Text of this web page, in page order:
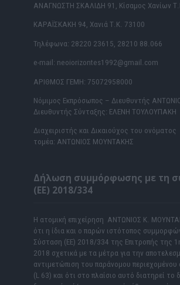
ΑΝΑΓΝΩΣΤΗ ΣΚΑΛΙΔΗ 91, Κίσαμος Χανίων
ΚΑΡΑΪΣΚΑΚΗ 94, Χανιά Τ.Κ. 73100
Τηλέφωνα: 28220 23615, 28210 88.066
e-mail: neoiorizontes1992@gmail.com
ΑΡΙΘΜΟΣ ΓΕΜΗ: 75072958000
Νόμιμος Εκπρόσωπος – Διευθυντής
Διευθυντής Σύνταξης: ΕΛΕΝΗ ΤΟΥΛΟΥΠΑΚΗ
Διαχειριστής και Δικαιούχος του ονόματος
τομέα: ΑΝΤΩΝΙΟΣ ΜΟΥΝΤΑΚΗΣ
Δήλωση συμμόρφωσης με τη
(ΕΕ) 2018/334
Η ατομική επιχείρηση ΑΝΤΩΝΙΟΣ Κ.
ότι η ίδια και ο παρών ιστότοπος
Σύσταση (ΕΕ) 2018/334 της Επιτροπής της
2018 σχετικά με τα μέτρα για την
αντιμετώπιση του παράνομου περιεχομένου
(L 63) και ότι στο πλαίσιο αυτό διατηρεί το